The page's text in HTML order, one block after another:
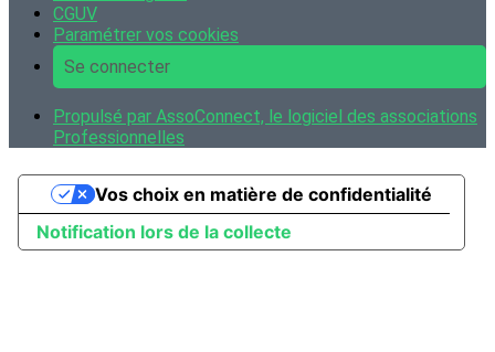
CGUV
Paramétrer vos cookies
Se connecter
Propulsé par AssoConnect, le logiciel des associations
Professionnelles
Notification lors de la collecte
Vos choix en matière de confidentialité